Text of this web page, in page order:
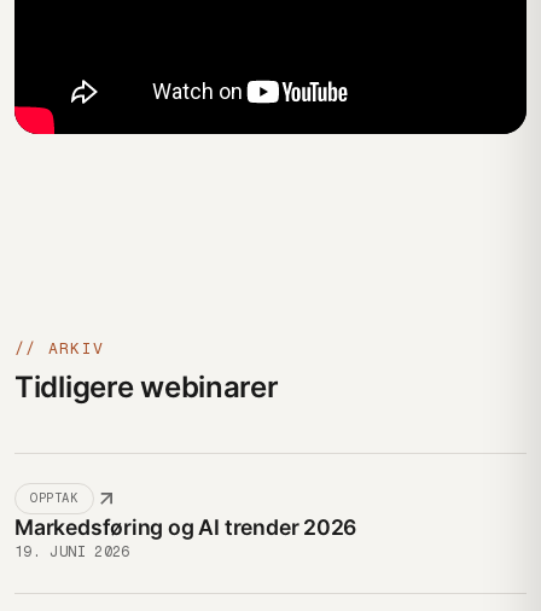
// ARKIV
Tidligere webinarer
OPPTAK
Markedsføring og AI trender 2026
19. JUNI 2026